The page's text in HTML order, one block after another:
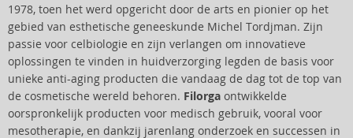
1978, toen het werd opgericht door de arts en pionier op het
gebied van esthetische geneeskunde Michel Tordjman. Zijn
passie voor celbiologie en zijn verlangen om innovatieve
oplossingen te vinden in huidverzorging legden de basis voor
unieke anti-aging producten die vandaag de dag tot de top van
de cosmetische wereld behoren. Filorga ontwikkelde
oorspronkelijk producten voor medisch gebruik, vooral voor
mesotherapie, en dankzij jarenlang onderzoek en successen in